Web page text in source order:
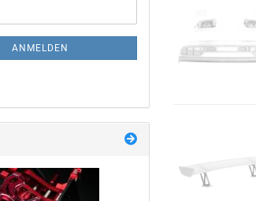
ANMELDEN